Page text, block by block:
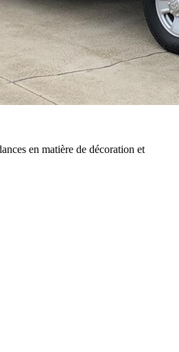
en matière de décoration et